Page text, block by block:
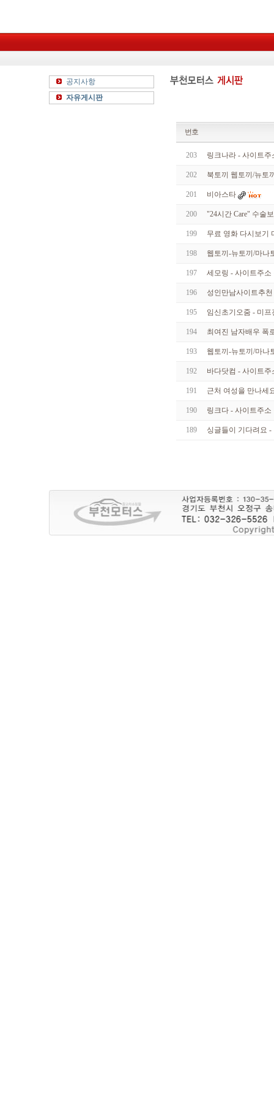
공지사항
자유게시판
번호
203 링크나라 - 사이트
202 북토끼 웹토끼/뉴토
201 비아스타
200 "24시간 Care" 수술
199 무료 영화 다시보기
198 웹토끼-뉴토끼/마나
197 세모링 - 사이트주
196 성인만남사이트추
195 임신초기오줌 - 미
194 최여진 남자배우 폭
193 웹토끼-뉴토끼/마나
192 바다닷컴 - 사이트
191 근처 여성을 만나세
190 링크다 - 사이트주
189 싱글들이 기다려요 -